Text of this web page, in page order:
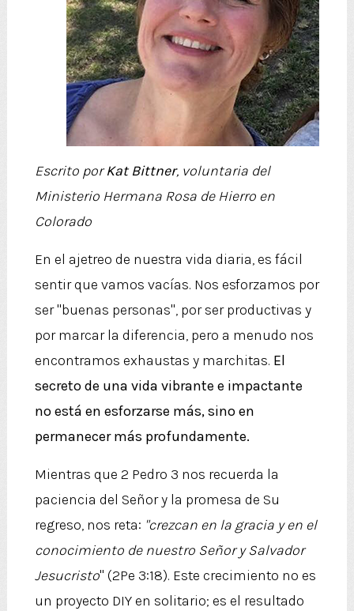
Escrito porKat Bittner, voluntaria del
Ministerio Hermana Rosa de Hierro en
Colorado
En el ajetreo de nuestra vida diaria, es fácil
sentir que vamos vacías. Nos esforzamos por
ser "buenas personas", por ser productivas y
por marcar la diferencia, pero a menudo nos
encontramos exhaustas y marchitas. El
secreto de una vida vibrante e impactante
no está en esforzarse más, sino en
permanecer más profundamente.
Mientras que 2 Pedro 3 nos recuerda la
paciencia del Señor y la promesa de Su
regreso, nos reta: "crezcan en la gracia y en el
conocimiento de nuestro Señor y Salvador
Jesucristo" (2Pe 3:18). Este crecimiento no es
un proyecto DIY en solitario; es el resultado